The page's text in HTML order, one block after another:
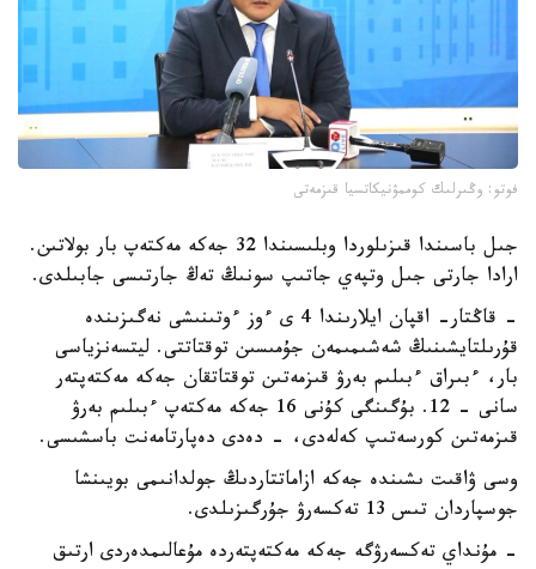
فوتو: وڭىرلىك كوممۋنيكاتسيا قىزمەتى
جىل باسىندا قىزىلوردا وبلىسىندا 32 جەكە مەكتەپ بار بولاتىن.
ارادا جارتى جىل وتپەي جاتىپ سونىڭ تەڭ جارتىسى جابىلدى.
- قاڭتار- اقپان ايلارىندا 4 ى ءوز ءوتىنىشى نەگىزىندە
قۇرىلتايشىنىڭ شەشىمىمەن جۇمىسىن توقتاتتى. ليتسەنزياسى
بار، ءبىراق ءبىلىم بەرۋ قىزمەتىن توقتاتقان جەكە مەكتەپتەر
سانى - 12. بۇگىنگى كۇنى 16 جەكە مەكتەپ ءبىلىم بەرۋ
قىزمەتىن كورسەتىپ كەلەدى، - دەدى دەپارتامەنت باسشىسى.
وسى ۋاقىت ىشىندە جەكە ازاماتتاردىڭ جولدانىمى بويىنشا
جوسپاردان تىس 13 تەكسەرۋ جۇرگىزىلدى.
- مۇنداي تەكسەرۋگە جەكە مەكتەپتەردە مۇعالىمدەردى ارتىق